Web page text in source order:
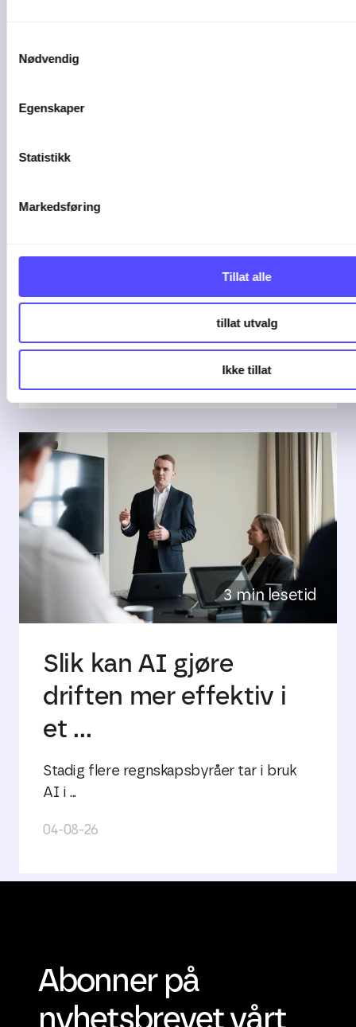
Nødvendig
Egenskaper
Statistikk
Markedsføring
Tillat alle
tillat utvalg
Ikke tillat
5 tegn på at bedriften
De fleste bedrifter starter enkelt. Et ...
3 min lesetid
Slik kan AI gjøre
driften mer effektiv i
et ...
Stadig flere regnskapsbyråer tar i bruk
AI i ...
04-08-26
Abonner på
nyhetsbrevet vårt